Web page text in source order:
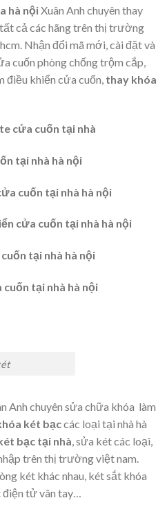
hà nộiXuân Anh chuyên thay
cả các hãng trên thị trường
Nhận đổi mã mới, cài đặt và
cuốn phòng chống trộm cắp,
điều khiển cửa cuốn, thay khóa
cửa cuốn tại nhà
tại nhà hà nội
cuốn tại nhà hà nội
cửa cuốn tại nhà hà nội
tại nhà hà nội
tại nhà hà nội
Anh chuyên sửa chữa khóa làm
két bạccác loại tại nhà hà
bạc tại nhà, sửa két các loại,
trên thị trường việt nam.
két khác nhau, két sắt khóa
tử vân tay…